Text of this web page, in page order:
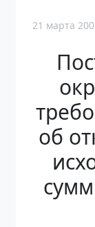
21 марта
об